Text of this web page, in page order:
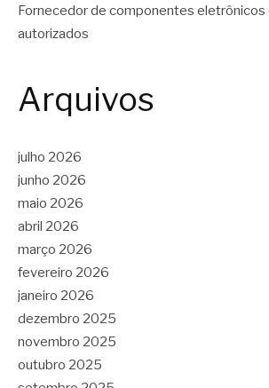
Fornecedor de componentes
autorizados
Arquivos
julho 2026
junho 2026
maio 2026
abril 2026
março 2026
fevereiro 2026
janeiro 2026
dezembro 2025
novembro 2025
outubro 2025